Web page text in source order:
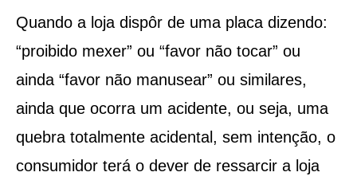
Quando a loja dispôr de uma placa dizendo:
“proibido mexer” ou “favor não tocar” ou
ainda “favor não manusear” ou similares,
ainda que ocorra um acidente, ou seja, uma
quebra totalmente acidental, sem intenção, o
consumidor terá o dever de ressarcir a loja